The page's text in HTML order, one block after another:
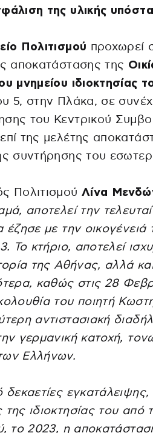
της υλικής
Πολιτισμού προχωρεί
αποκατάστασης της
μνημείου ιδιοκτησίας
5, στην Πλάκα, σε
του Κεντρικού
της μελέτης
συντήρησης του
Πολιτισμού Λίνα
αποτελεί την
έζησε με την
Το κτήριο, αποτελεί
της Αθήνας, αλλά
καθώς στις 28
του ποιητή
αντιστασιακή
γερμανική κατοχή,
Ελλήνων.
δεκαετίες
της ιδιοκτησίας του από
το 2023, η